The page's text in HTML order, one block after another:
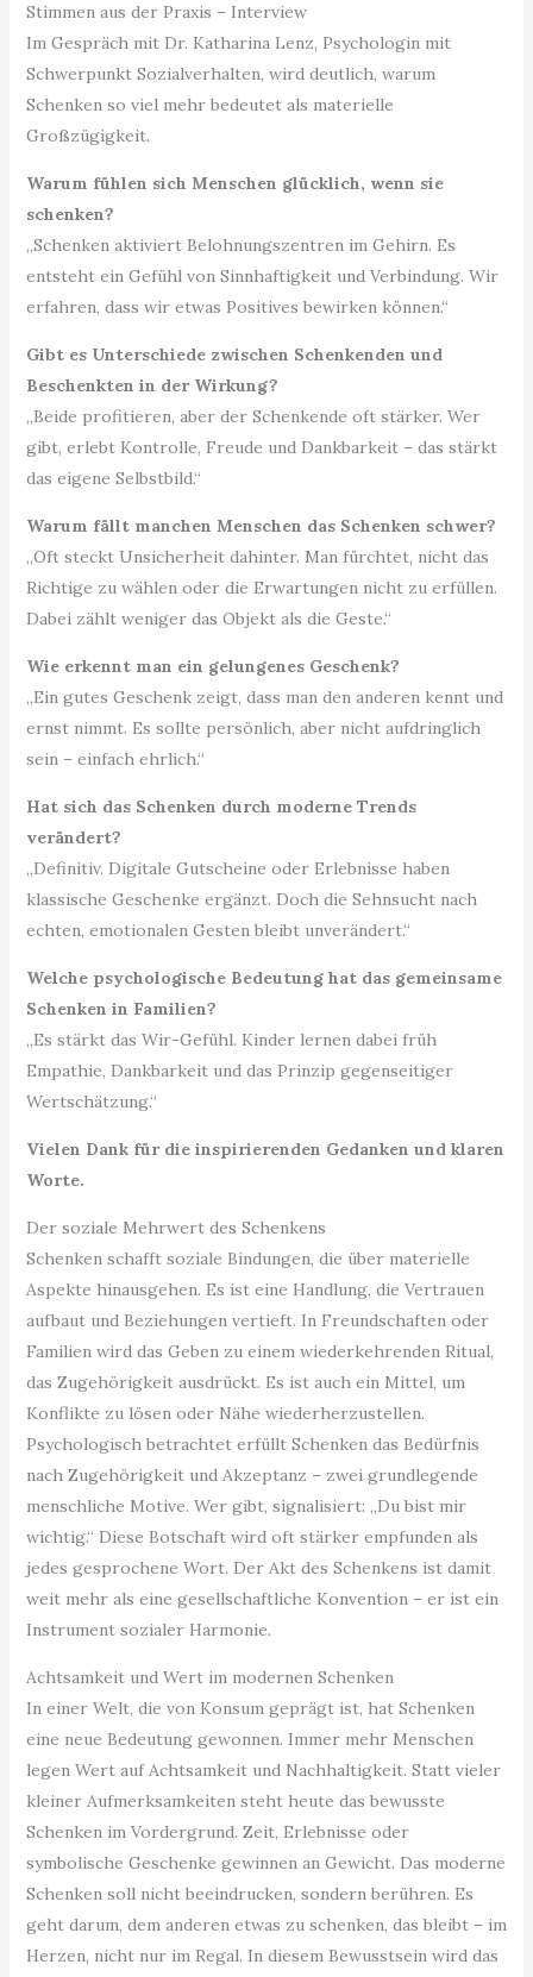
Stimmen aus der Praxis – Interview
Im Gespräch mit Dr. Katharina Lenz, Psychologin mit
Schwerpunkt Sozialverhalten, wird deutlich, warum
Schenken so viel mehr bedeutet als materielle
Großzügigkeit.
Warum fühlen sich Menschen glücklich, wenn sie
schenken?
„Schenken aktiviert Belohnungszentren im Gehirn. Es
entsteht ein Gefühl von Sinnhaftigkeit und Verbindung. Wir
erfahren, dass wir etwas Positives bewirken können.“
Gibt es Unterschiede zwischen Schenkenden und
Beschenkten in der Wirkung?
„Beide profitieren, aber der Schenkende oft stärker. Wer
gibt, erlebt Kontrolle, Freude und Dankbarkeit – das stärkt
das eigene Selbstbild.“
Warum fällt manchen Menschen das Schenken schwer?
„Oft steckt Unsicherheit dahinter. Man fürchtet, nicht das
Richtige zu wählen oder die Erwartungen nicht zu erfüllen.
Dabei zählt weniger das Objekt als die Geste.“
Wie erkennt man ein gelungenes Geschenk?
„Ein gutes Geschenk zeigt, dass man den anderen kennt und
ernst nimmt. Es sollte persönlich, aber nicht aufdringlich
sein – einfach ehrlich.“
Hat sich das Schenken durch moderne Trends
verändert?
„Definitiv. Digitale Gutscheine oder Erlebnisse haben
klassische Geschenke ergänzt. Doch die Sehnsucht nach
echten, emotionalen Gesten bleibt unverändert.“
Welche psychologische Bedeutung hat das gemeinsame
Schenken in Familien?
„Es stärkt das Wir-Gefühl. Kinder lernen dabei früh
Empathie, Dankbarkeit und das Prinzip gegenseitiger
Wertschätzung.“
Vielen Dank für die inspirierenden Gedanken und klaren
Worte.
Der soziale Mehrwert des Schenkens
Schenken schafft soziale Bindungen, die über materielle
Aspekte hinausgehen. Es ist eine Handlung, die Vertrauen
aufbaut und Beziehungen vertieft. In Freundschaften oder
Familien wird das Geben zu einem wiederkehrenden Ritual,
das Zugehörigkeit ausdrückt. Es ist auch ein Mittel, um
Konflikte zu lösen oder Nähe wiederherzustellen.
Psychologisch betrachtet erfüllt Schenken das Bedürfnis
nach Zugehörigkeit und Akzeptanz – zwei grundlegende
menschliche Motive. Wer gibt, signalisiert: „Du bist mir
wichtig.“ Diese Botschaft wird oft stärker empfunden als
jedes gesprochene Wort. Der Akt des Schenkens ist damit
weit mehr als eine gesellschaftliche Konvention – er ist ein
Instrument sozialer Harmonie.
Achtsamkeit und Wert im modernen Schenken
In einer Welt, die von Konsum geprägt ist, hat Schenken
eine neue Bedeutung gewonnen. Immer mehr Menschen
legen Wert auf Achtsamkeit und Nachhaltigkeit. Statt vieler
kleiner Aufmerksamkeiten steht heute das bewusste
Schenken im Vordergrund. Zeit, Erlebnisse oder
symbolische Geschenke gewinnen an Gewicht. Das moderne
Schenken soll nicht beeindrucken, sondern berühren. Es
geht darum, dem anderen etwas zu schenken, das bleibt – im
Herzen, nicht nur im Regal. In diesem Bewusstsein wird das